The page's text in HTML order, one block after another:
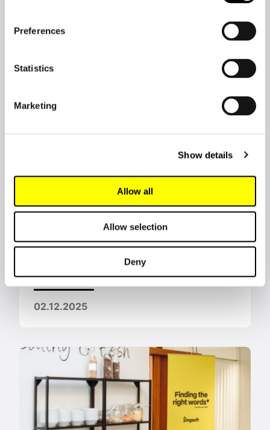
Preferences
Statistics
Marketing
Show details
Allow all
Allow selection
Deny
04.12.2025
Utnämningsnyheter från
Lingsoft Group Oy ›
02.12.2025